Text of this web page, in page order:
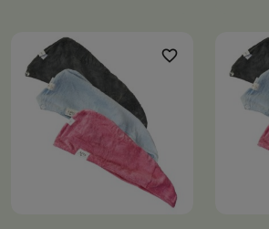
favorite_border